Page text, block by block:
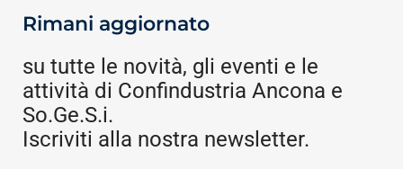
Rimani aggiornato
su tutte le novità, gli eventi e le
attività di Confindustria Ancona e
So.Ge.S.i.
Iscriviti alla nostra newsletter.